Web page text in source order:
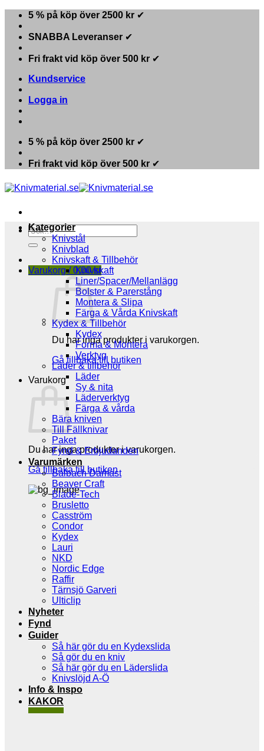
Skip
content
5 % på köp över 2500 kr ✔
SNABBA Leveranser ✔
Fri frakt vid köp över 500 kr ✔
Kundservice
Logga in
5 % på köp över 2500 kr ✔
Fri frakt vid köp över 500 kr ✔
Sök
efter:
Varukorg /0,00kr
Du har inga produkter i varukorgen.
Gå tillbaka till butiken
Varukorg
Du har inga produkter i varukorgen.
Gå tillbaka till butiken
Kategorier
Knivstål
Knivblad
Knivskaft & Tillbehör
Knivskaft
Liner/Spacer/Mellanlägg
Bolster & Parerstång
Montera & Slipa
Färga & Vårda Knivskaft
Kydex & Tillbehör
Kydex
Forma & Montera
Verktyg
Läder & tillbehör
Läder
Sy & nita
Läderverktyg
Färga & vårda
Bära kniven
Till Fällknivar
Paket
Fynd & Erbjudanden
Varumärken
Balbach Damast
Beaver Craft
Blade-Tech
Brusletto
Casström
Condor
Kydex
Lauri
NKD
Nordic Edge
Raffir
Tärnsjö Garveri
Ulticlip
Nyheter
Fynd
Guider
Så här gör du en Kydexslida
Så gör du en kniv
Så här gör du en Läderslida
Knivslöjd A-Ö
Info & Inspo
KAKOR